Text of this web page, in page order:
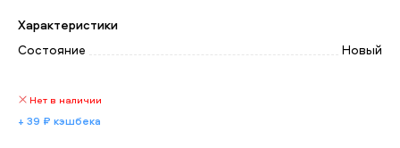
Бруталити или на сайте brutalitygame.ru
Характеристики
Состояние
Новый
+ 39 ₽ кэшбека
Нет в наличии